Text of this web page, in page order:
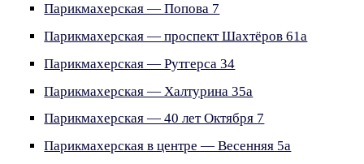
Парикмахерская — Попова 7
Парикмахерская — проспект Шахтёров 61а
Парикмахерская — Рутгерса 34
Парикмахерская — Халтурина 35а
Парикмахерская — 40 лет Октября 7
Парикмахерская в центре — Весенняя 5а